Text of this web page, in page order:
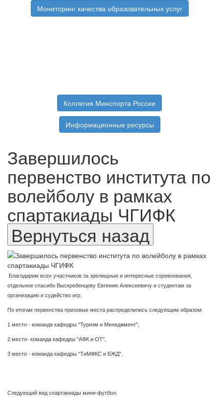
Мониторинг качества образовательных услуг
Коллегия Минспорта России
Информационные ресурсы
Завершилось
первенство института по
волейболу в рамках
спартакиады ЧГИФК
Благодарим всех участников за зрелищные и интересные соревнования,
отдельное спасибо Выскребенцеву Евгению Алексеевичу и студентам за
организацию и судейство игр.
По итогам первенства призовые места распределились следующим образом:
1 место - команда кафедры "Туризм и Менеджмент",
2 место- команда кафедры "АФК и ОТ",
3 место - команда кафедры "ТиМФКС и БЖД".
Следующий вид спартакиады мини-футбол.